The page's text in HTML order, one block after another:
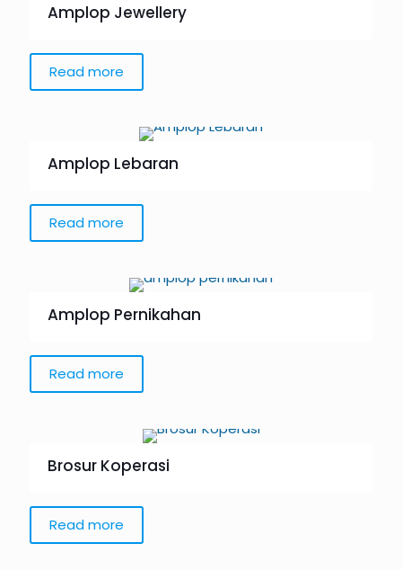
Amplop Jewellery
Read more
Amplop Lebaran
Read more
Amplop Pernikahan
Read more
Brosur Koperasi
Read more